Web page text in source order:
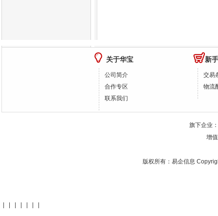
关于华宝
公司简介
合作专区
联系我们
新
交易
物流
旗下企业
增
版权所有：易企信息